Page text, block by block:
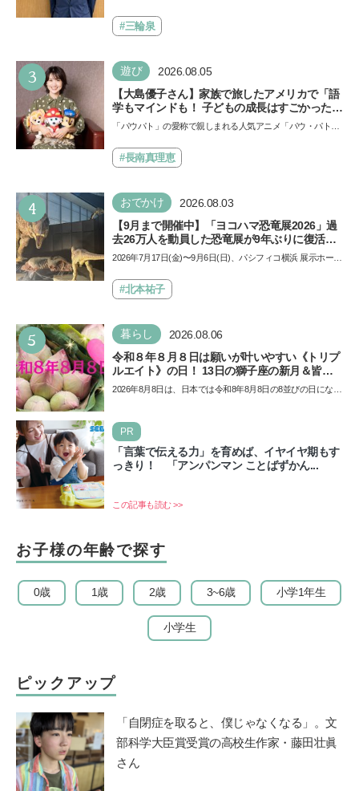
も…#三輪泉
3 遊び 2026.08.05
【大島優子さん】家族で旅したアメリカで「語
学もマインドも！ 子どもの成長はすごかった」
声優をつとめた映画『パウ・パトロール ザ・ダ
できると子どもに知ってほしい
「パウパト」の愛称で親しまれる人気アニメ「パウ・パトロ
ザ…#長南真理恵
4 おでかけ 2026.08.03
【9月まで開催中】「ヨコハマ恐竜展2026」過
去26万人を動員した恐竜展が9年ぶりに復活！
夏休みのおでかけで楽しむポイントを完全ガイ
2026年7月17日(金)〜9月6日(日)、パシフィコ横浜 展示ホール
催…#北本祐子
5 暮らし 2026.08.06
令和８年８月８日は願いが叶いやすい《トリプ
ルエイト》の日！ 13日の獅子座の新月＆皆既
日食の影響にも注目
2026年8月8日は、日本では令和8年8月8日の8並びの日になり
PR
「言葉で伝える力」を育めば、イヤイヤ期もす
っきり！ 「アンパンマン ことばずかん...
この記事も読む >>
お子様の年齢で探す
0歳 1歳 2歳 3~6歳 小学1年生
小学生
ピックアップ
「自閉症を取ると、僕じゃなくなる」。文
部科学大臣賞受賞の高校生作家・藤田壮眞
さん